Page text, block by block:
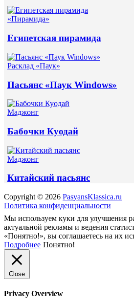
«Пирамида»
Египетская пирамида
Расклад «Паук»
Пасьянс «Паук Windows»
Маджонг
Бабочки Куодай
Маджонг
Китайский пасьянс
Copyright © 2026 PasyansKlassica.ru
Политика конфиденциальности
Мы используем куки для улучшения
актуальной рекламы и ведения
«Понятно!», вы соглашаетесь на их
Подробнее Понятно!
Close
Privacy Overview